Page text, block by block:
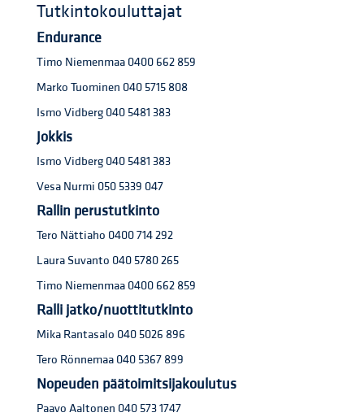
Tutkintokouluttajat
Endurance
Timo Niemenmaa 0400 662 859
Marko Tuominen 040 5715 808
Ismo Vidberg 040 5481 383
Jokkis
Ismo Vidberg 040 5481 383
Vesa Nurmi 050 5339 047
Rallin perustutkinto
Tero Nättiaho 0400 714 292
Laura Suvanto 040 5780 265
Timo Niemenmaa 0400 662 859
Ralli jatko/nuottitutkinto
Mika Rantasalo 040 5026 896
Tero Rönnemaa 040 5367 899
Nopeuden päätoimitsijakoulutus
Paavo Aaltonen 040 573 1747